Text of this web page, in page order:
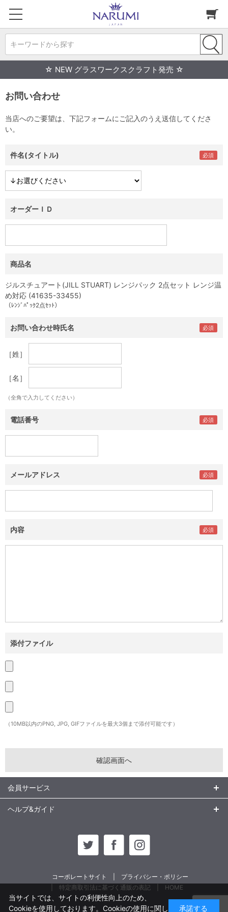
キーワードから探す
☆ NEW グラスワークスクラフト発売 ☆
お問い合わせ
当店へのご要望は、下記フォームにご記入のうえ送信してくださ
い。
件名(タイトル)
オーダーＩＤ
商品名
ジルスチュアート(JILL STUART) レンジパック 2点セット レンジ温
め対応 (41635-33455)
（ﾚﾝｼﾞﾊﾟｯｸ2点ｾｯﾄ）
お問い合わせ時氏名
［姓］
［名］
（全角で入力してください）
電話番号
メールアドレス
内容
添付ファイル
（10MB以内のPNG, JPG, GIFファイルを最大3個まで添付可能です）
会員サービス
ヘルプ&ガイド
コーポレートサイト
プライバシー・ポリシー
特定商取引法に基づく通販の表記
HOME
当サイトでは、サイトの利便性向上のため、
Cookieを使用しております。Cookieの使用に関し
承諾する